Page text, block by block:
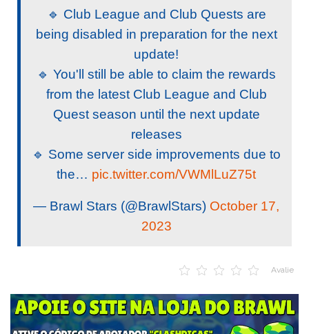
🔹 Club League and Club Quests are
being disabled in preparation for the next
update!
🔹 You'll still be able to claim the rewards
from the latest Club League and Club
Quest season until the next update
releases
🔹 Some server side improvements due to
the… pic.twitter.com/VWMlLuZ75t
— Brawl Stars (@BrawlStars) October 17,
2023
Avalie